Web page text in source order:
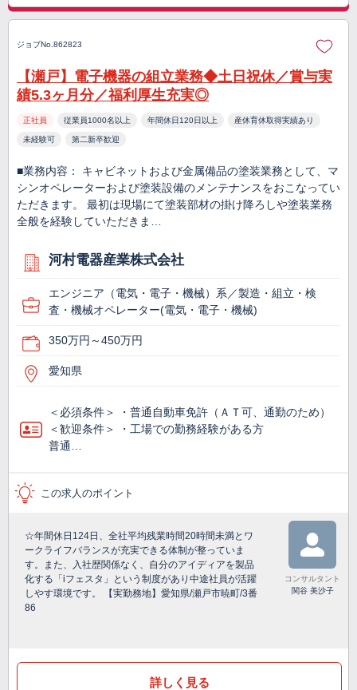
ジョブNo.862823
【瀬戸】電子機器の組立業務◆土日祝休／賞与実
績5.3ヶ月分／福利厚生充実◎
正社員 従業員1000名以上 年間休日120日以上 産休育休取得実績あり
未経験可 第二新卒歓迎
■業務内容： キャビネットおよび金属備品の塗装業務として、マ
シンオペレーターおよび塗装設備のメンテナンスをおこなってい
ただきます。 最初は現場にて塗装部材の掛け降ろしや塗装業務
全般を経験していただきま…
河村電器産業株式会社
エンジニア（電気・電子・機械）系／製造・組立・検
査・機械オペレーター(電気・電子・機械)
350万円～450万円
愛知県
＜必須条件＞ ・普通自動車免許（ＡＴ可、通勤のため）
＜歓迎条件＞ ・工場での勤務経験がある方
普通…
この求人のポイント
☆年間休日124日、全社平均残業時間20時間未満とワ
ークライフバランスが充実できる体制が整っていま
す。また、入社歴関係なく、自分のアイディアを製品
化する「iフェスタ」という制度があり中途社員が活躍
しやす環境です。 【実勤務地】愛知県/瀬戸市暁町/3番
86
コンサルタント
関谷 美沙子
詳しく見る